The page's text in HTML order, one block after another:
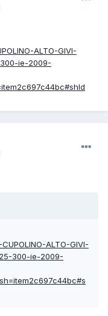
ALTO-GIVI-
300-ie-2009-
ALTO-GIVI-
300-ie-2009-